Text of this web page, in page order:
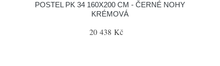
POSTEL PK 34 160X200 CM - ČERNÉ NOHY
KRÉMOVÁ
20 438 Kč